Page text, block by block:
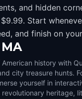
and hidden
Start
and finish on
history with
city treasure hunts.
yourself in
revolutionary heritage,